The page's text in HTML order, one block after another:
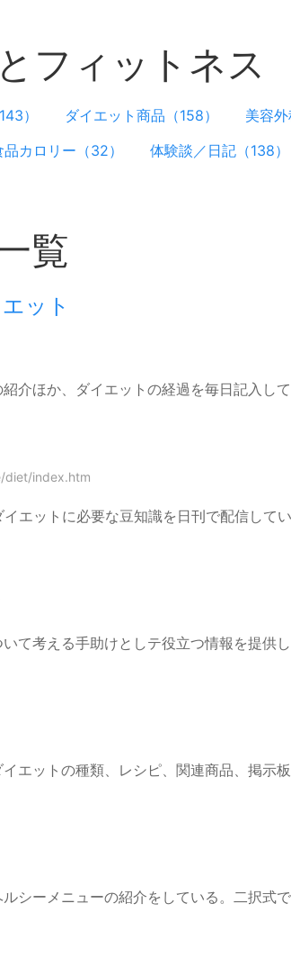
フィットネス
） ダイエット商品（158） 美容外
品カロリー（32） 体験談／日記（138）
覧
ット
介ほか、ダイエットの経過を毎日記入し
diet/index.htm
エットに必要な豆知識を日刊で配信して
て考える手助けとしテ役立つ情報を提供
エットの種類、レシピ、関連商品、掲示
シーメニューの紹介をしている。二択式